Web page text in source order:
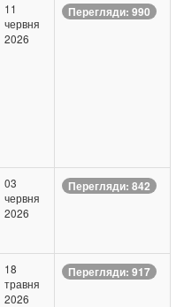
11
червня
2026
Перегляди: 990
03
червня
2026
Перегляди: 842
18
травня
2026
Перегляди: 917